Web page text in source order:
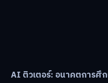
AI ติวเตอร์: อนาคตการศึ